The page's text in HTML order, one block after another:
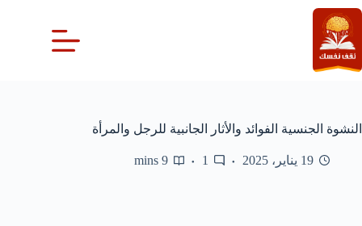
التجاوز
إلى
المحتوى
النشوة الجنسية الفوائد والأثار الجانبية للرجل والمرأة
19 يناير، 2025 1
9 mins